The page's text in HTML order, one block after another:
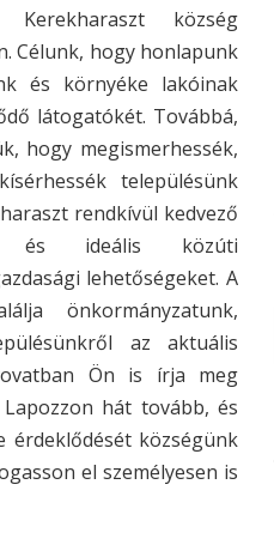
község
Célunk, hogy honlapunk
és környéke lakóinak
látogatókét. Továbbá,
hogy megismerhessék,
településünk
rendkívül kedvező
és ideális közúti
lehetőségeket. A
önkormányzatunk,
az aktuális
Ön is írja meg
hát tovább, és
érdeklődését községünk
el személyesen is